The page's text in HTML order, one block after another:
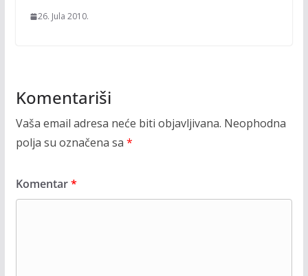
26. Jula 2010.
Komentariši
Vaša email adresa neće biti objavljivana. Neophodna
polja su označena sa *
Komentar*